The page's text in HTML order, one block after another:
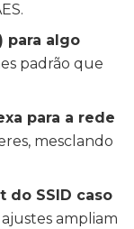
para algo
padrão que
para a rede
mesclando
do SSID caso
ajustes ampliam